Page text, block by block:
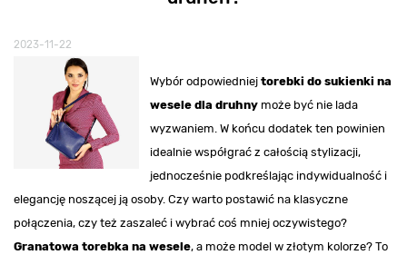
2023-11-22
Wybór odpowiedniej torebki do sukienki na
wesele dla druhnymoże być nie lada
wyzwaniem. W końcu dodatek ten powinien
idealnie współgrać z całością stylizacji,
jednocześnie podkreślając indywidualność i
elegancję noszącej ją osoby. Czy warto postawić na klasyczne
połączenia, czy też zaszaleć i wybrać coś mniej oczywistego?
Granatowa torebka na wesele, a może model w złotym kolorze? To